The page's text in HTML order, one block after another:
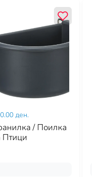
ден.
/ Поилка
Птици